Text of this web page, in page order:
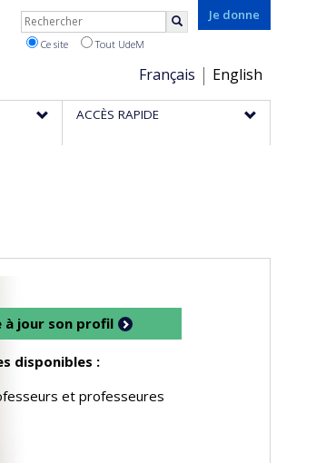
Je donne
Choix
de
la
Français English
Rechercher
Ce site Tout UdeM
ACCÈS RAPIDE
jour son profil
disponibles :
et professeures